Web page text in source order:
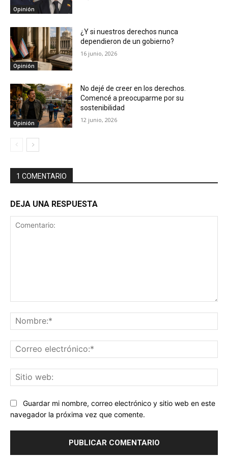
Opinión
Opinión
¿Y si nuestros derechos nunca
dependieron de un gobierno?
16 junio, 2026
Opinión
No dejé de creer en los derechos.
Comencé a preocuparme por su
sostenibilidad
12 junio, 2026
1 COMENTARIO
DEJA UNA RESPUESTA
Guardar mi nombre, correo electrónico y sitio web en este
navegador la próxima vez que comente.